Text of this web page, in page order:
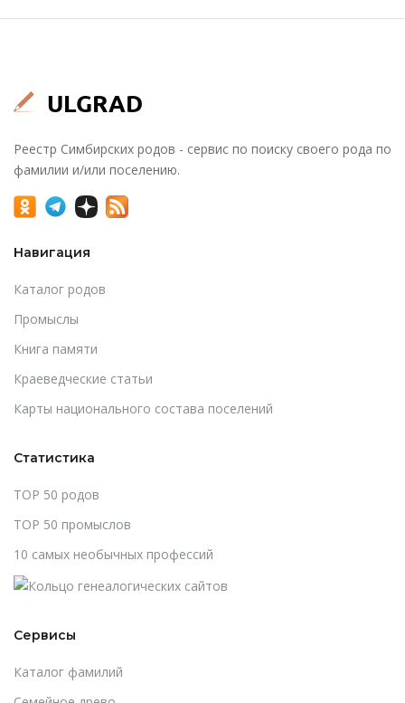
Реестр Симбирских родов - сервис по поиску своего рода по
фамилии и/или поселению.
Навигация
Каталог родов
Промыслы
Книга памяти
Краеведческие статьи
Карты национального состава поселений
Статистика
TOP 50 родов
TOP 50 промыслов
10 самых необычных профессий
Сервисы
Каталог фамилий